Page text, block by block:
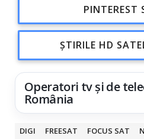
PINTEREST
ȘTIRILE HD
Operatori tv și de
România
DIGI FREESAT FOCUS SAT